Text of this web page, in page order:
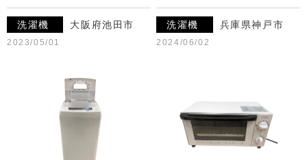
洗濯機 大阪府池田市
2023/05/01
洗濯機 兵庫県神戸市
2024/06/02